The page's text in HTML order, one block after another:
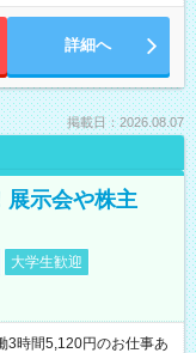
詳細へ
掲載日：2026.08.07
展示会や株主
大学生歓迎
時間5,120円のお仕事あ